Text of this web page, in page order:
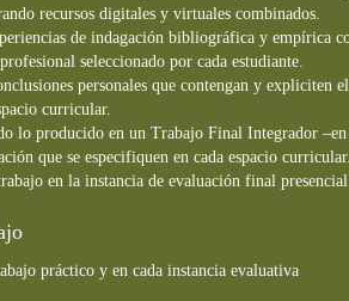
recursos digitales y virtuales combinados.
de indagación bibliográfica y empírica
seleccionado por cada estudiante.
personales que contengan y expliciten
curricular.
lo producido en un Trabajo Final Integrador
que se especifiquen en cada espacio
en la instancia de evaluación final
práctico y en cada instancia evaluativa